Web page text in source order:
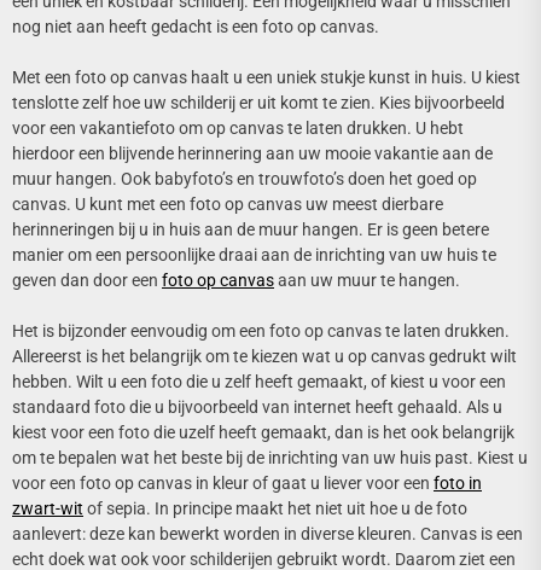
nog niet aan heeft gedacht is een foto op canvas.
Met een foto op canvas haalt u een uniek stukje kunst in huis. U kiest
tenslotte zelf hoe uw schilderij er uit komt te zien. Kies bijvoorbeeld
voor een vakantiefoto om op canvas te laten drukken. U hebt
hierdoor een blijvende herinnering aan uw mooie vakantie aan de
muur hangen. Ook babyfoto’s en trouwfoto’s doen het goed op
canvas. U kunt met een foto op canvas uw meest dierbare
herinneringen bij u in huis aan de muur hangen. Er is geen betere
manier om een persoonlijke draai aan de inrichting van uw huis te
geven dan door een foto op canvasaan uw muur te hangen.
Het is bijzonder eenvoudig om een foto op canvas te laten drukken.
Allereerst is het belangrijk om te kiezen wat u op canvas gedrukt wilt
hebben. Wilt u een foto die u zelf heeft gemaakt, of kiest u voor een
standaard foto die u bijvoorbeeld van internet heeft gehaald. Als u
kiest voor een foto die uzelf heeft gemaakt, dan is het ook belangrijk
om te bepalen wat het beste bij de inrichting van uw huis past. Kiest u
voor een foto op canvas in kleur of gaat u liever voor een foto in
zwart-wit of sepia. In principe maakt het niet uit hoe u de foto
aanlevert: deze kan bewerkt worden in diverse kleuren. Canvas is een
echt doek wat ook voor schilderijen gebruikt wordt. Daarom ziet een